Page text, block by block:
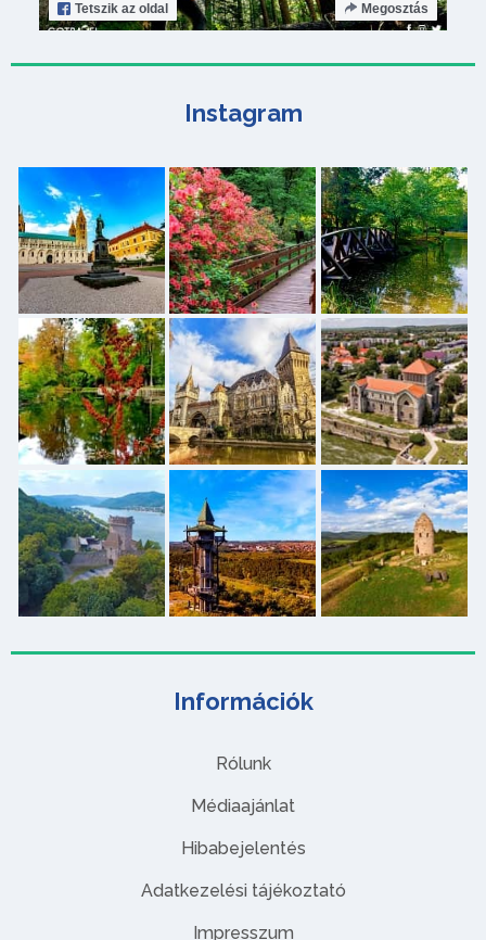
Információk
Rólunk
Médiaajánlat
Hibabejelentés
Adatkezelési tájékoztató
Impresszum
Tetszik az oldal Megosztás
Instagram